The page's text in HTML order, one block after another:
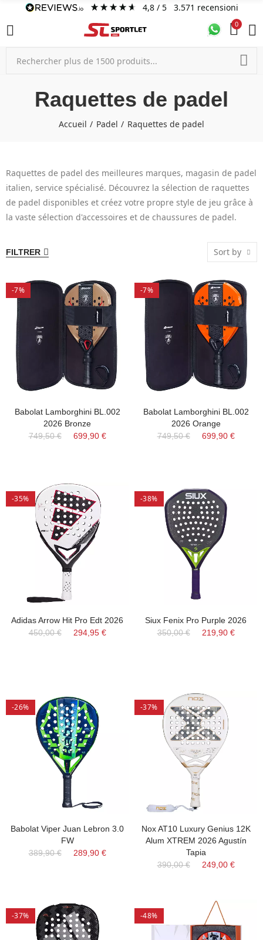
4,8/ 5 3.571 recensioni
0
Raquettes de padel
Accueil Padel Raquettes de padel
Raquettes de padel des meilleures marques, magasin de padel
italien, service spécialisé. Découvrez la sélection de raquettes
de padel disponibles et créez votre propre style de jeu grâce à
la vaste sélection d'accessoires et de chaussures de padel.
FILTRER Sort by
-7%
Babolat Lamborghini BL.002
2026 Bronze
749,50 €
699,90 €
-7%
Babolat Lamborghini BL.002
2026 Orange
749,50 €
699,90 €
-35%
Adidas Arrow Hit Pro Edt 2026
450,00 €
294,95 €
-38%
Siux Fenix Pro Purple 2026
350,00 €
219,90 €
-26%
Babolat Viper Juan Lebron 3.0
FW
389,90 €
289,90 €
-37%
Nox AT10 Luxury Genius 12K
Alum XTREM 2026 Agustín
Tapia
390,00 €
249,00 €
-37% -48%